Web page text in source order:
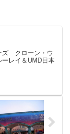
ズ クローン・ウ
レイ＆UMD日本